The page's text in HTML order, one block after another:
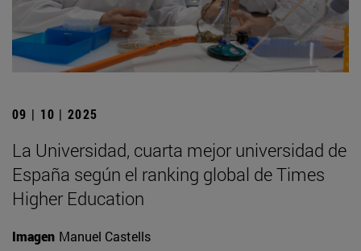
09 | 10 | 2025
La Universidad, cuarta mejor universidad de
España según el ranking global de Times
Higher Education
Imagen Manuel Castells